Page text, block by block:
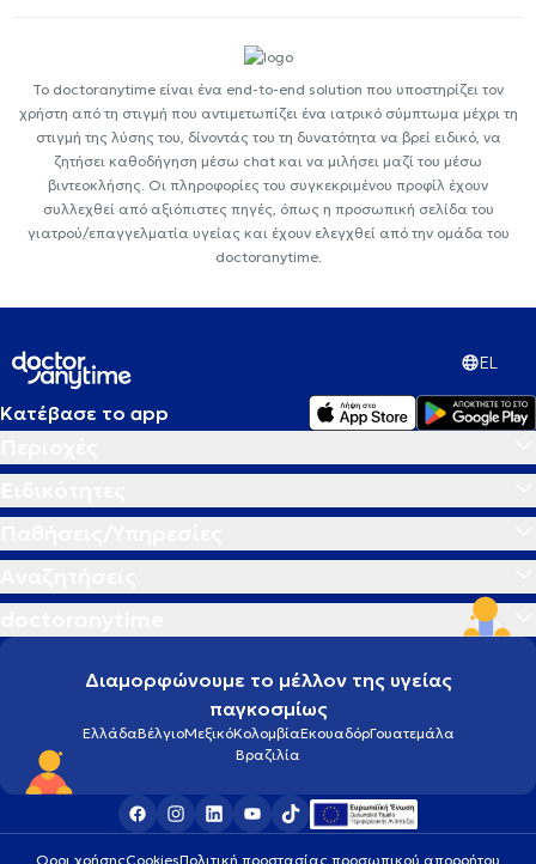
Το doctoranytime είναι ένα end-to-end solution που υποστηρίζει τον
χρήστη από τη στιγμή που αντιμετωπίζει ένα ιατρικό σύμπτωμα μέχρι τη
στιγμή της λύσης του, δίνοντάς του τη δυνατότητα να βρεί ειδικό, να
ζητήσει καθοδήγηση μέσω chat και να μιλήσει μαζί του μέσω
βιντεοκλήσης. Οι πληροφορίες του συγκεκριμένου προφίλ έχουν
συλλεχθεί από αξιόπιστες πηγές, όπως η προσωπική σελίδα του
γιατρού/επαγγελματία υγείας και έχουν ελεγχθεί από την ομάδα του
doctoranytime.
EL
Κατέβασε το app
Διαμορφώνουμε το μέλλον της υγείας
παγκοσμίως
ΕλλάδαΒέλγιοΜεξικόΚολομβίαΕκουαδόρΓουατεμάλα
Βραζιλία
Οροι χρήσηςCookiesΠολιτική προστασίας προσωπικού απορρήτου